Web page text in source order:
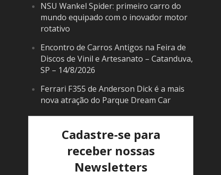
NSU Wankel Spider: primeiro carro do
mundo equipado com o inovador motor
rotativo
Encontro de Carros Antigos na Feira de
Discos de Vinil e Artesanato – Catanduva,
SP – 14/8/2026
Ferrari F355 de Anderson Dick é a mais
nova atração do Parque Dream Car